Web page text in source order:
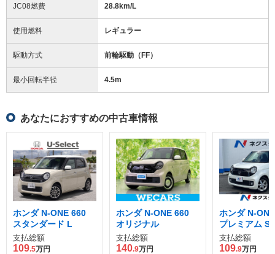
JC08燃費 28.8km/L
使用燃料 レギュラー
駆動方式 前輪駆動（FF）
最小回転半径 4.5m
あなたにおすすめの中古車情報
ホンダ N-ONE 660
スタンダード L
支払総額
109.5万円
ホンダ N-ONE 660
オリジナル
支払総額
140.9万円
ホンダ N-
プレミアム
ージ
支払総額
109.9万円